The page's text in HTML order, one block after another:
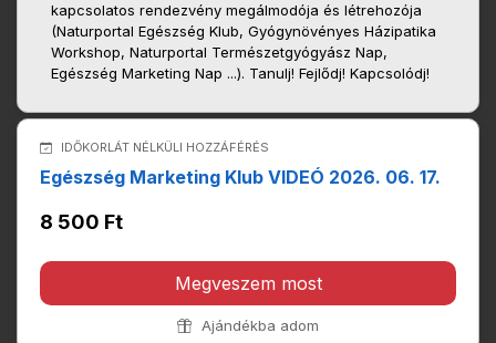
kapcsolatos rendezvény megálmodója és létrehozója
(Naturportal Egészség Klub, Gyógynövényes Házipatika
Workshop, Naturportal Természetgyógyász Nap,
Egészség Marketing Nap ...). Tanulj! Fejlődj! Kapcsolódj!
IDŐKORLÁT NÉLKÜLI HOZZÁFÉRÉS
Egészség Marketing Klub VIDEÓ 2026. 06. 17.
8 500 Ft
Megveszem most
Ajándékba adom